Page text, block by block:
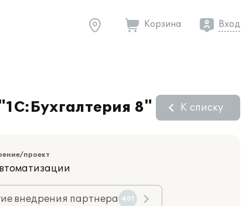
Корзина Вход
8" К списку
проект
внедрения партнера 401